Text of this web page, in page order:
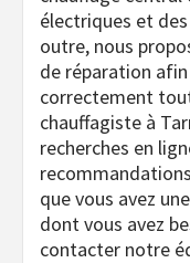
électriques et
outre, nous
de réparation
correctement
chauffagiste à
recherches en
que vous avez
dont vous avez
contacter notre